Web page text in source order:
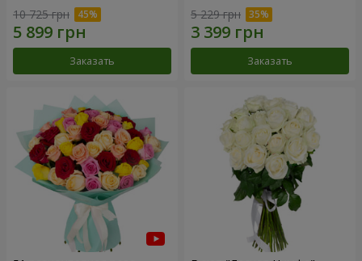
10 725 грн
Заказать
5 229 грн
Заказать